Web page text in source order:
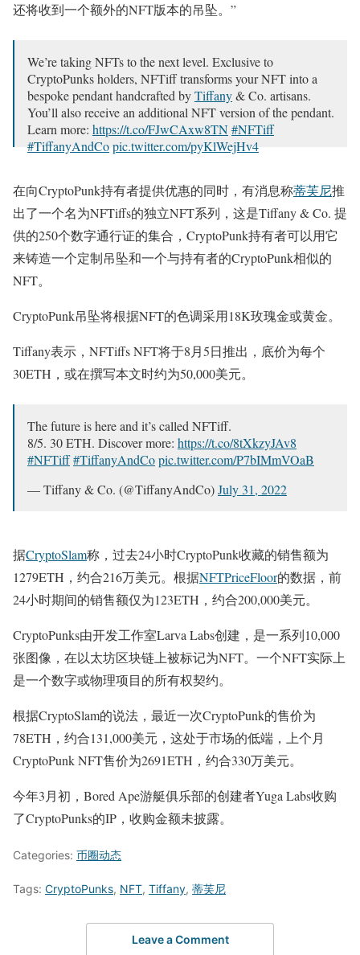
还将收到一个额外的NFT版本的吊坠。”
We’re taking NFTs to the next level. Exclusive to
CryptoPunks holders, NFTiff transforms your NFT into a
bespoke pendant handcrafted byTiffany& Co. artisans.
You’ll also receive an additional NFT version of the pendant.
Learn more: https://t.co/FJwCAxw8TN#NFTiff
#TiffanyAndCopic.twitter.com/pyKlWejHv4
在向CryptoPunk持有者提供优惠的同时，有消息称蒂芙尼推
出了一个名为NFTiffs的独立NFT系列，这是Tiffany & Co. 提
供的250个数字通行证的集合，CryptoPunk持有者可以用它
来铸造一个定制吊坠和一个与持有者的CryptoPunk相似的
NFT。
CryptoPunk吊坠将根据NFT的色调采用18K玫瑰金或黄金。
Tiffany表示，NFTiffs NFT将于8月5日推出，底价为每个
30ETH，或在撰写本文时约为50,000美元。
The future is here and it’s called NFTiff.
8/5. 30 ETH. Discover more: https://t.co/8tXkzyJAv8
#NFTiff#TiffanyAndCopic.twitter.com/P7bIMmVOaB
— Tiffany & Co. (@TiffanyAndCo)July 31, 2022
据CryptoSlam称，过去24小时CryptoPunk收藏的销售额为
1279ETH，约合216万美元。根据NFTPriceFloor的数据，前
24小时期间的销售额仅为123ETH，约合200,000美元。
CryptoPunks由开发工作室Larva Labs创建，是一系列10,000
张图像，在以太坊区块链上被标记为NFT。一个NFT实际上
是一个数字或物理项目的所有权契约。
根据CryptoSlam的说法，最近一次CryptoPunk的售价为
78ETH，约合131,000美元，这处于市场的低端，上个月
CryptoPunk NFT售价为2691ETH，约合330万美元。
今年3月初，Bored Ape游艇俱乐部的创建者Yuga Labs收购
了CryptoPunks的IP，收购金额未披露。
Categories: 币圈动态
Tags: CryptoPunks, NFT, Tiffany, 蒂芙尼
Leave a Comment